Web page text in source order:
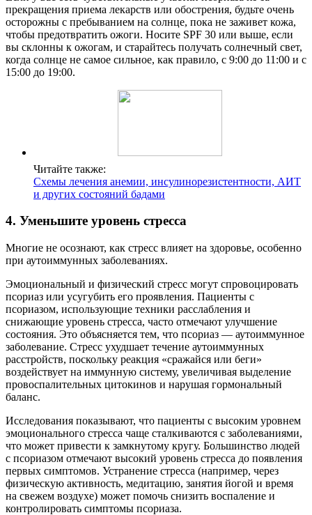
прекращения приема лекарств или обострения, будьте очень
осторожны с пребыванием на солнце, пока не заживет кожа,
чтобы предотвратить ожоги. Носите SPF 30 или выше, если
вы склонны к ожогам, и старайтесь получать солнечный свет,
когда солнце не самое сильное, как правило, с 9:00 до 11:00 и с
15:00 до 19:00.
Читайте также:
Схемы лечения анемии, инсулинорезистентности, АИТ
и других состояний бадами
4. Уменьшите уровень стресса
Многие не осознают, как стресс влияет на здоровье, особенно
при аутоиммунных заболеваниях.
Эмоциональный и физический стресс могут спровоцировать
псориаз или усугубить его проявления. Пациенты с
псориазом, использующие техники расслабления и
снижающие уровень стресса, часто отмечают улучшение
состояния. Это объясняется тем, что псориаз — аутоиммунное
заболевание. Стресс ухудшает течение аутоиммунных
расстройств, поскольку реакция «сражайся или беги»
воздействует на иммунную систему, увеличивая выделение
провоспалительных цитокинов и нарушая гормональный
баланс.
Исследования показывают, что пациенты с высоким уровнем
эмоционального стресса чаще сталкиваются с заболеваниями,
что может привести к замкнутому кругу. Большинство людей
с псориазом отмечают высокий уровень стресса до появления
первых симптомов. Устранение стресса (например, через
физическую активность, медитацию, занятия йогой и время
на свежем воздухе) может помочь снизить воспаление и
контролировать симптомы псориаза.